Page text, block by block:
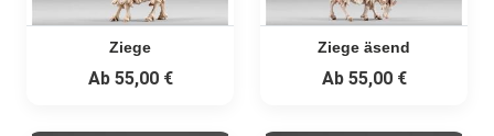
Ziege
Ab55,00 €
Ziege äsend
Ab55,00 €